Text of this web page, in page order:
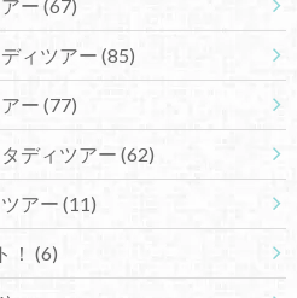
ー (67)
ィツアー (85)
ー (77)
ディツアー (62)
アー (11)
！ (6)